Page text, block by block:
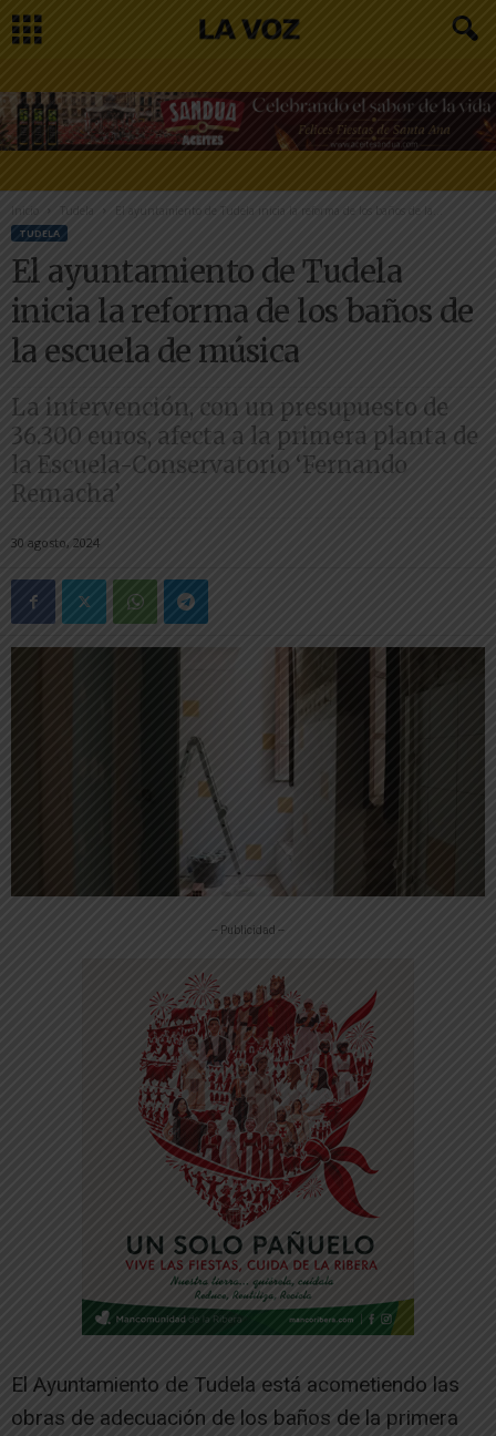
Inicio Tudela El ayuntamiento de Tudela inicia la reforma de los baños de la...
TUDELA
El ayuntamiento de Tudela
inicia la reforma de los baños de
la escuela de música
La intervención, con un presupuesto de
36.300 euros, afecta a la primera planta de
la Escuela-Conservatorio ‘Fernando
Remacha’
30 agosto, 2024
-- Publicidad --
El Ayuntamiento de Tudela está acometiendo las
obras de adecuación de los baños de la primera